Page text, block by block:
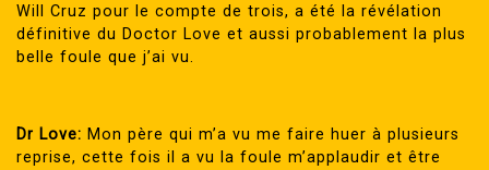
Will Cruz pour le compte de trois, a été la révélation
définitive du Doctor Love et aussi probablement la plus
belle foule que j’ai vu.
Dr Love: Mon père qui m’a vu me faire huer à plusieurs
reprise, cette fois il a vu la foule m’applaudir et être